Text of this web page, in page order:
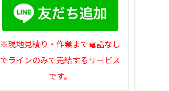
※現地見積り・作業まで電話なし
でラインのみで完結するサービス
です。